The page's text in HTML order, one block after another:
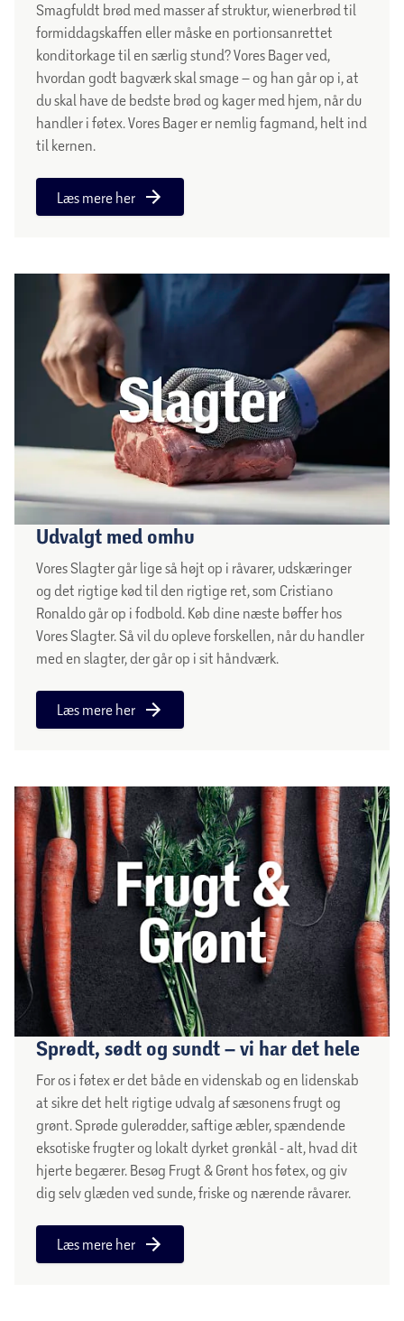
Smagfuldt brød med masser af struktur, wienerbrød til
formiddagskaffen eller måske en portionsanrettet
konditorkage til en særlig stund? Vores Bager ved,
hvordan godt bagværk skal smage – og han går op i, at
du skal have de bedste brød og kager med hjem, når du
handler i føtex. Vores Bager er nemlig fagmand, helt ind
til kernen.
Læs mere her
Udvalgt med omhu
Vores Slagter går lige så højt op i råvarer, udskæringer
og det rigtige kød til den rigtige ret, som Cristiano
Ronaldo går op i fodbold. Køb dine næste bøffer hos
Vores Slagter. Så vil du opleve forskellen, når du handler
med en slagter, der går op i sit håndværk.
Læs mere her
Sprødt, sødt og sundt – vi har det hele
For os i føtex er det både en videnskab og en lidenskab
at sikre det helt rigtige udvalg af sæsonens frugt og
grønt. Sprøde gulerødder, saftige æbler, spændende
eksotiske frugter og lokalt dyrket grønkål - alt, hvad dit
hjerte begærer. Besøg Frugt & Grønt hos føtex, og giv
dig selv glæden ved sunde, friske og nærende råvarer.
Læs mere her